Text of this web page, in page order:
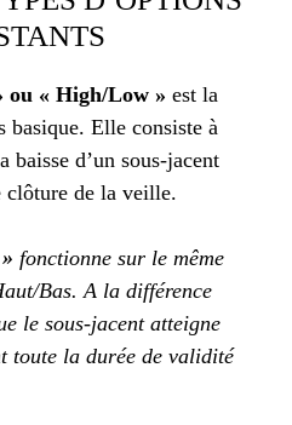
ou « High/Low » est la
basique. Elle consiste à
baisse d’un sous-jacent
clôture de la veille.
fonctionne sur le même
Bas. A la différence
le sous-jacent atteigne
toute la durée de validité